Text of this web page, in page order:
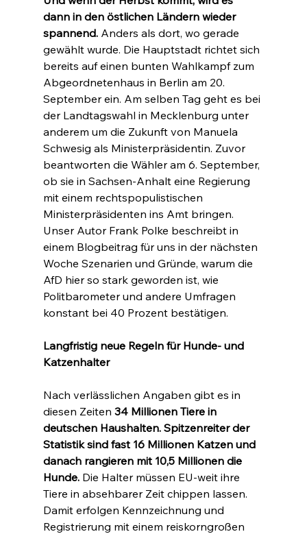
dann in den östlichen Ländern wieder
spannend. Anders als dort, wo gerade
gewählt wurde. Die Hauptstadt richtet sich
bereits auf einen bunten Wahlkampf zum
Abgeordnetenhaus in Berlin am 20.
September ein. Am selben Tag geht es bei
der Landtagswahl in Mecklenburg unter
anderem um die Zukunft von Manuela
Schwesig als Ministerpräsidentin. Zuvor
beantworten die Wähler am 6. September,
ob sie in Sachsen-Anhalt eine Regierung
mit einem rechtspopulistischen
Ministerpräsidenten ins Amt bringen.
Unser Autor Frank Polke beschreibt in
einem Blogbeitrag für uns in der nächsten
Woche Szenarien und Gründe, warum die
AfD hier so stark geworden ist, wie
Politbarometer und andere Umfragen
konstant bei 40 Prozent bestätigen.
Langfristig neue Regeln für Hunde- und
Katzenhalter
Nach verlässlichen Angaben gibt es in
diesen Zeiten 34 Millionen Tiere in
deutschen Haushalten. Spitzenreiter der
Statistik sind fast 16 Millionen Katzen und
danach rangieren mit 10,5 Millionen die
Hunde. Die Halter müssen EU-weit ihre
Tiere in absehbarer Zeit chippen lassen.
Damit erfolgen Kennzeichnung und
Registrierung mit einem reiskorngroßen